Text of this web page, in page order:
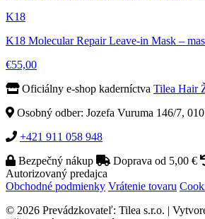
K18
K18 Molecular Repair Leave-in Mask –
€55,00
Oficiálny e-shop kaderníctva Tilea Hair
Osobný odber: Jozefa Vuruma 146/7,
+421 911 058 948
Bezpečný nákup
Doprava od 5,00 €
Autorizovaný predajca
Obchodné podmienky Vrátenie tovaru
© 2026 Prevádzkovateľ: Tilea s.r.o. |